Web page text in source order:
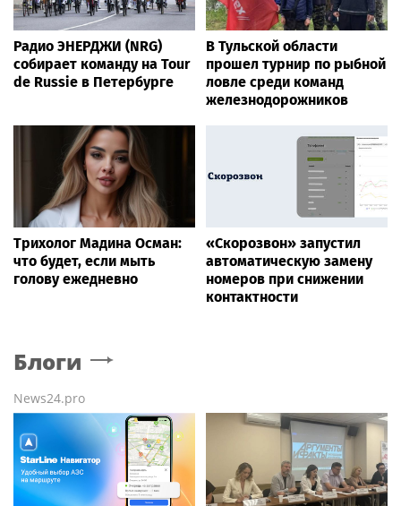
Радио ЭНЕРДЖИ (NRG)
собирает команду на Tour
de Russie в Петербурге
В Тульской области
прошел турнир по рыбной
ловле среди команд
железнодорожников
Трихолог Мадина Осман:
что будет, если мыть
голову ежедневно
«Скорозвон» запустил
автоматическую замену
номеров при снижении
контактности
Блоги
News24.pro